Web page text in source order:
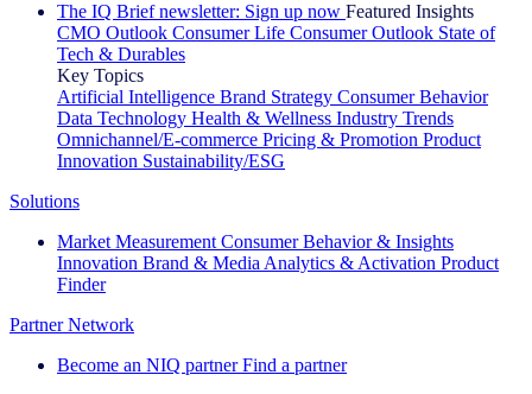
The IQ Brief newsletter: Sign up now Featured Insights
CMO Outlook Consumer Life Consumer Outlook State of
Tech & Durables
Key Topics
Artificial Intelligence Brand Strategy Consumer Behavior
Data Technology Health & Wellness Industry Trends
Omnichannel/E-commerce Pricing & Promotion Product
Innovation Sustainability/ESG
Solutions
Market Measurement Consumer Behavior & Insights
Innovation Brand & Media Analytics & Activation Product
Finder
Partner Network
Become an NIQ partner Find a partner